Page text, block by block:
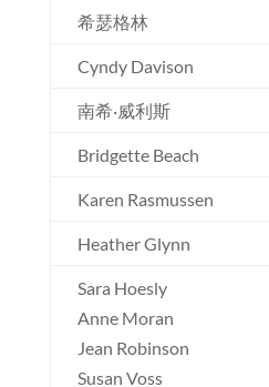
希瑟格林
Cyndy Davison
南希·威利斯
Bridgette Beach
Karen Rasmussen
Heather Glynn
Sara Hoesly
Anne Moran
Jean Robinson
Susan Voss